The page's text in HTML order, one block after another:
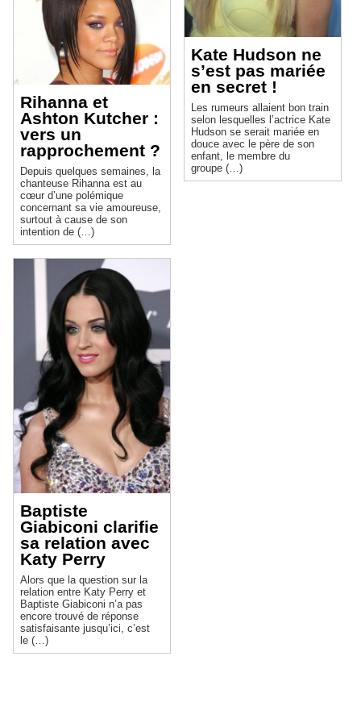
Rihanna et
Ashton Kutcher :
vers un
rapprochement ?
Depuis quelques semaines, la
chanteuse Rihanna est au
cœur d’une polémique
concernant sa vie amoureuse,
surtout à cause de son
intention de (…)
Baptiste
Giabiconi clarifie
sa relation avec
Katy Perry
Alors que la question sur la
relation entre Katy Perry et
Baptiste Giabiconi n’a pas
encore trouvé de réponse
satisfaisante jusqu’ici, c’est
le (…)
Kate Hudson ne
s’est pas mariée
en secret !
Les rumeurs allaient bon train
selon lesquelles l’actrice Kate
Hudson se serait mariée en
douce avec le père de son
enfant, le membre du
groupe (…)